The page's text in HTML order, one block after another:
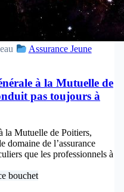
Assurance Jeune
à la Mutuelle de
pas toujours à
la Mutuelle de Poitiers,
domaine de l’assurance
que les professionnels à
bouchet